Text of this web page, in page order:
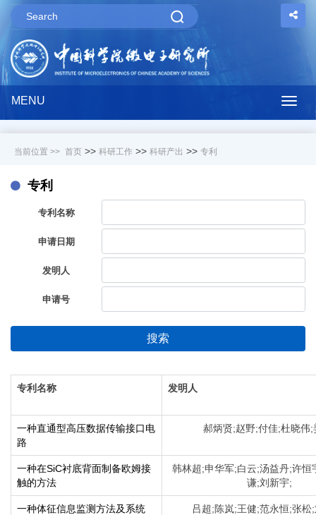
MENU
当前位置 >> 首页 >> 科研工作 >> 科研产出 >> 专利
专利
专利名称
申请日期
发明人
申请号
搜索
专利名称 发明人
一种直通型高压数据传输接口电
路
郝炳贤;赵野;付佳;杜晓伟;
一种在SiC衬底背面制备欧姆接
触的方法
韩林超;申华军;白云;汤益丹;许恒
谦;刘新宇;
一种体征信息监测方法及系统 吕超;陈岚;王健;范永恒;张松